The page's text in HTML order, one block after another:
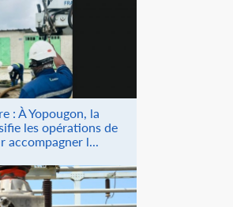
: À Yopougon, la
les opérations de
accompagner l...